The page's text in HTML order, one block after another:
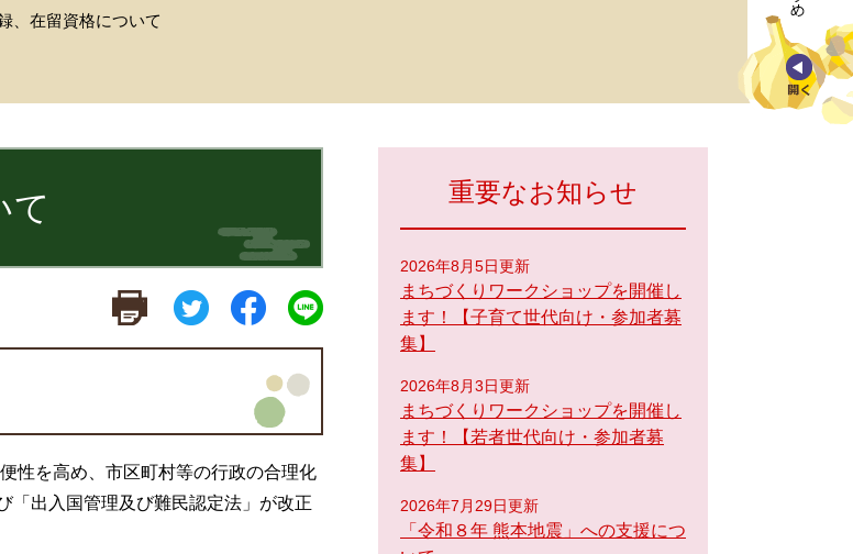
、在留資格について
て
性を高め、市区町村等の行政の合理化
「出入国管理及び難民認定法」が改正
重要なお知らせ
2026年8月5日更新
まちづくりワークショップを開催し
ます！【子育て世代向け・参加者募
集】
2026年8月3日更新
まちづくりワークショップを開催し
ます！【若者世代向け・参加者募
集】
2026年7月29日更新
「令和８年 熊本地震」への支援につ